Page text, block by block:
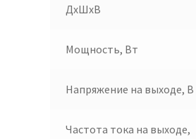
ДхШхВ
Мощность, Вт
Напряжение на выходе, В
Частота тока на выходе,